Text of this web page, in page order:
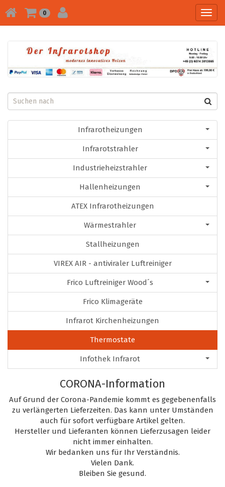
0
Infrarotheizungen
Infrarotstrahler
Industrieheizstrahler
Hallenheizungen
ATEX Infrarotheizungen
Wärmestrahler
Stallheizungen
VIREX AIR - antiviraler Luftreiniger
Frico Luftreiniger Wood´s
Frico Klimageräte
Infrarot Kirchenheizungen
Thermostate
Infothek Infrarot
CORONA-Information
Auf Grund der Corona-Pandemie kommt es gegebenenfalls
zu verlängerten Lieferzeiten. Das kann unter Umständen
auch für sofort verfügbare Artikel gelten.
Hersteller und Lieferanten können Lieferzusagen leider
nicht immer einhalten.
Wir bedanken uns für Ihr Verständnis.
Vielen Dank.
Bleiben Sie gesund.